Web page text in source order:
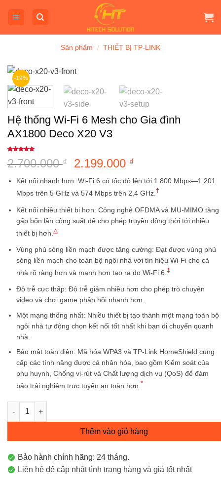
qua
Sản phẩm / THIẾT BỊ TP-LINK
-19%
Hệ thống Wi-Fi 6 Mesh cho Gia đình
AX1800 Deco X20 V3
dựa trên
đánh giá
2.700.000₫
Giá
gốc
là:
2.700.000 ₫.
2.199.000 ₫
hiện
tại
là:
2.199.000 ₫.
Kết nối nhanh hơn:Wi-Fi 6 có tốc độ lên tới 1.800 Mbps—1.201
Mbps trên 5 GHz và 574 Mbps trên 2,4 GHz. †
Kết nối nhiều thiết bị hơn: Công nghệ OFDMA và MU-MIMO tăng
gấp bốn lần công suất để cho phép truyền đồng thời tới nhiều
thiết bị hơn.△
Vùng phủ sóng liền mạch được tăng cường: Đạt được vùng phủ
sóng liền mạch cho toàn bộ ngôi nhà với tín hiệu Wi-Fi cho cả
nhà rõ ràng hơn và mạnh hơn tạo ra do Wi-Fi 6.‡
Độ trễ cực thấp:Độ trễ giảm nhiều hơn cho phép trò chuyện
video và chơi game phản hồi nhanh hơn.
Một mạng thống nhất: Nhiều thiết bị tạo thành một mạng toàn bộ
ngôi nhà tự động chọn kết nối tốt nhất khi bạn di chuyển quanh
nhà.
Bảo mật toàn diện: Mã hóa WPA3 và TP-Link HomeShield cung
cấp các tính năng được cá nhân hóa, bao gồm Kiểm soát của
phụ huynh, Chống vi-rút và Chất lượng dịch vụ (QoS) để đảm
bảo trải nghiệm trực tuyến an toàn hơn. *
Hệ thống Wi-Fi 6 Mesh cho Gia đình AX1800 Deco X20 V3 số
Thêm vào giỏ hàng
Bảo hành chính hãng: 24 tháng.
Liên hệ để cập nhật tình trạng hàng và giá tốt nhất